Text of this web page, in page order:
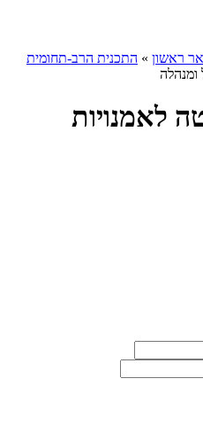
ראשון » התכנית הרב-תחומית
ומנהלה
לאמנויות